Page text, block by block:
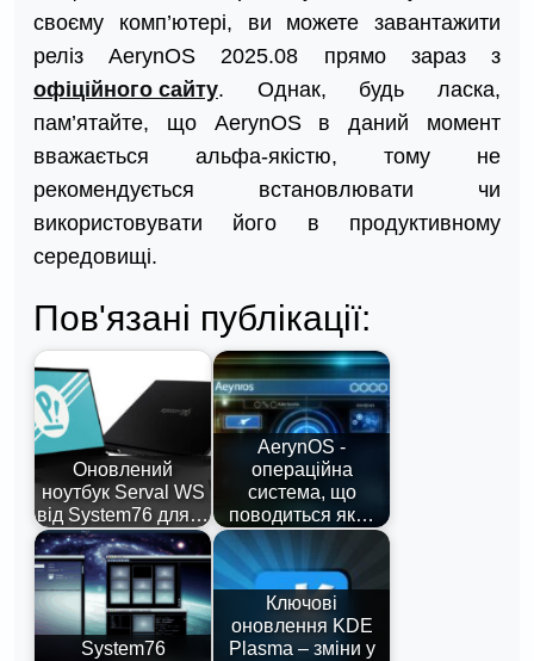
своєму комп’ютері, ви можете завантажити
реліз AerynOS 2025.08 прямо зараз з
офіційного сайту. Однак, будь ласка,
пам’ятайте, що AerynOS в даний момент
вважається альфа-якістю, тому не
рекомендується встановлювати чи
використовувати його в продуктивному
середовищі.
Пов'язані публікації:
Оновлений
ноутбук Serval WS
від System76 для…
AerynOS -
операційна
система, що
поводиться як…
System76
Ключові
оновлення KDE
Plasma – зміни у